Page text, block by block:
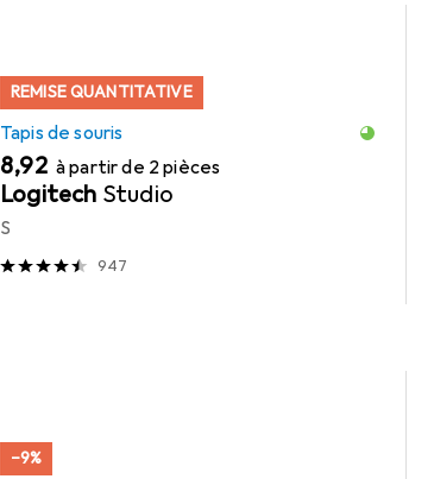
REMISE QUANTITATIVE
Tapis de souris
EUR
8,92 à partir de 2 pièces
Logitech Studio
S
947
−9%